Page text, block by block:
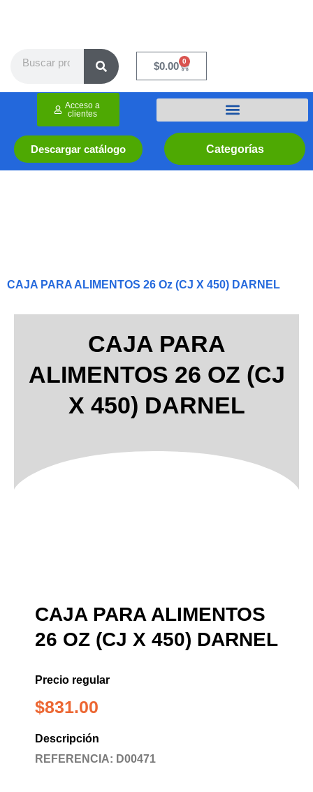
$0.00 0
Cart
Categorías
Descargar catálogo
Acceso a
clientes
CAJA PARA ALIMENTOS 26 Oz (CJ X 450) DARNEL
CAJA PARA
ALIMENTOS 26 OZ (CJ
X 450) DARNEL
CAJA PARA ALIMENTOS
26 OZ (CJ X 450) DARNEL
Precio regular
$831.00
Descripción
REFERENCIA: D00471